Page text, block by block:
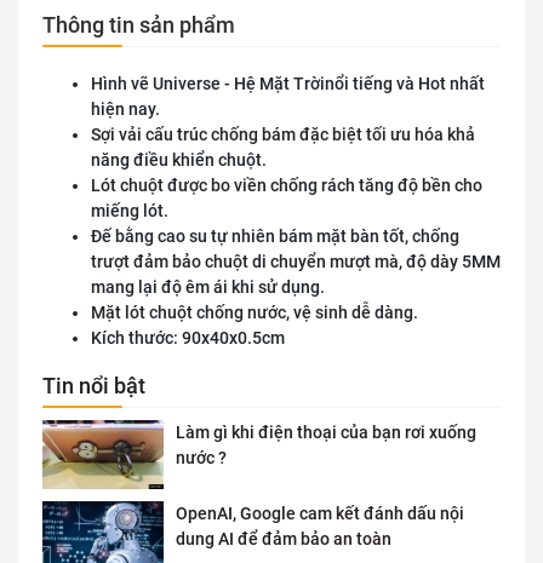
Thông tin sản phẩm
Hình vẽ Universe - Hệ Mặt Trờinổi tiếng và Hot nhất
hiện nay.
Sợi vải cấu trúc chống bám đặc biệt tối ưu hóa khả
năng điều khiển chuột.
Lót chuột được bo viền chống rách tăng độ bền cho
miếng lót.
Đế bằng cao su tự nhiên bám mặt bàn tốt, chống
trượt đảm bảo chuột di chuyển mượt mà, độ dày 5MM
mang lại độ êm ái khi sử dụng.
Mặt lót chuột chống nước, vệ sinh dễ dàng.
Kích thước: 90x40x0.5cm
Tin nổi bật
Làm gì khi điện thoại của bạn rơi xuống
nước ?
OpenAI, Google cam kết đánh dấu nội
dung AI để đảm bảo an toàn